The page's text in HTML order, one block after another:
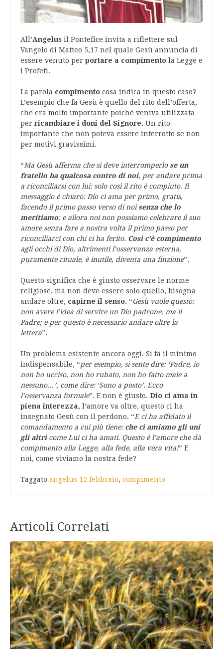
All’Angelus il Pontefice invita a riflettere sul
Vangelo di Matteo 5,17 nel quale Gesù annuncia di
essere venuto per portare a compimento la Legge e
i Profeti.
La parola compimento cosa indica in questo caso?
L’esempio che fa Gesù è quello del rito dell’offerta,
che era molto importante poiché veniva utilizzata
per ricambiare i doni del Signore. Un rito
importante che non poteva essere interrotto se non
per motivi gravissimi.
“Ma Gesù afferma che si deve interromperlose un
fratello ha qualcosa contro di noi, per andare prima
a riconciliarsi con lui: solo così il rito è compiuto. Il
messaggio è chiaro: Dio ci ama per primo, gratis,
facendo il primo passo verso di noisenza che lo
meritiamo; e allora noi non possiamo celebrare il suo
amore senza fare a nostra volta il primo passo per
riconciliarci con chi ci ha ferito. Così c’è compimento
agli occhi di Dio, altrimenti l’osservanza esterna,
puramente rituale, è inutile, diventa una finzione”.
Questo significa che è giusto osservare le norme
religiose, ma non deve essere solo quello, bisogna
andare oltre, capirne il senso. “Gesù vuole questo:
non avere l’idea di servire un Dio padrone, ma il
Padre; e per questo è necessario andare oltre la
lettera”.
Un problema esistente ancora oggi. Si fa il minimo
indispensabile, “per esempio, si sente dire: ‘Padre, io
non ho ucciso, non ho rubato, non ho fatto male a
nessuno…’, come dire: ‘Sono a posto’. Ecco
l’osservanza formale”. E non è giusto. Dio ci ama in
piena interezza, l’amore va oltre, questo ci ha
insegnato Gesù con il perdono. “E ci ha affidato il
comandamento a cui più tiene: che ci amiamo gli uni
gli altricome Lui ci ha amati. Questo è l’amore che dà
compimento alla Legge, alla fede, alla vera vita!” E
noi, come viviamo la nostra fede?
Taggato angelus 12 febbraio, compimento
Articoli Correlati